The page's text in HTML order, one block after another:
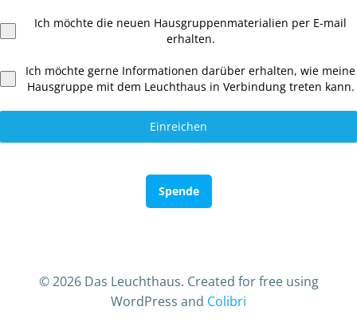
Ich möchte die neuen Hausgruppenmaterialien per E-mail
erhalten.
Ich möchte gerne Informationen darüber erhalten, wie meine
Hausgruppe mit dem Leuchthaus in Verbindung treten kann.
Einreichen
Spende
© 2026 Das Leuchthaus. Created for free using
WordPress and Colibri